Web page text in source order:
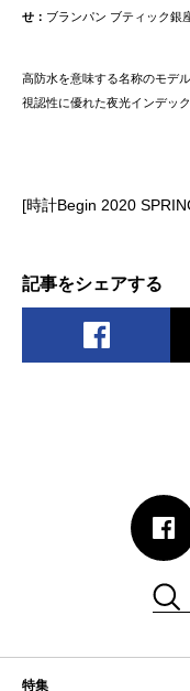
せ： ブランパン ブティック銀
高防水を意味する名称のモデ
視認性に優れた夜光インデッ
[時計Begin 2020
記事をシェアする
特集